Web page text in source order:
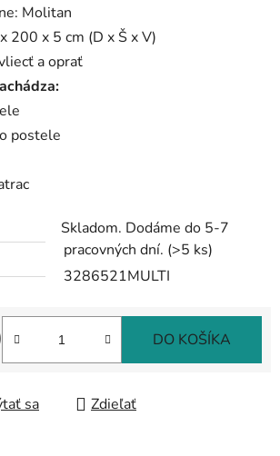
Molitan
200 x 5 cm (D x Š x V)
a oprať
postele
Skladom. Dodáme do 5-7
pracovných dní. (>5 ks)
3286521MULTI
DO KOŠÍKA
sa Zdieľať